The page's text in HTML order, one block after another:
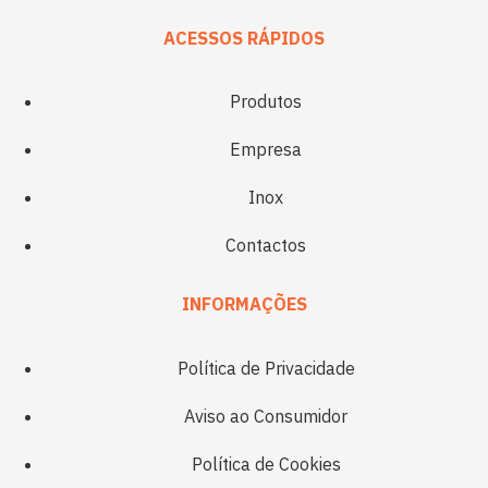
ACESSOS RÁPIDOS
Produtos
Empresa
Inox
Contactos
INFORMAÇÕES
Política de Privacidade
Aviso ao Consumidor
Política de Cookies